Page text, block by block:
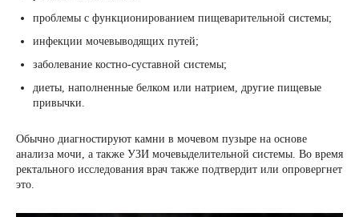
проблемы с функционированием пищеварительной системы;
инфекции мочевыводящих путей;
заболевание костно-суставной системы;
диеты, наполненные белком или натрием, другие пищевые
привычки.
Обычно диагностируют камни в мочевом пузыре на основе
анализа мочи, а также УЗИ мочевыделительной системы. Во время
ректального исследования врач также подтвердит или опровергнет
это.